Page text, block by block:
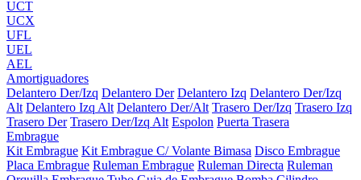
UCT
UCX
UFL
UEL
AEL
Amortiguadores
Delantero Der/Izq Delantero Der Delantero Izq Delantero Der/Izq
Alt Delantero Izq Alt Delantero Der/Alt Trasero Der/Izq Trasero Izq
Trasero Der Trasero Der/Izq Alt Espolon Puerta Trasera
Embrague
Kit Embrague Kit Embrague C/ Volante Bimasa Disco Embrague
Placa Embrague Ruleman Embrague Ruleman Directa Ruleman